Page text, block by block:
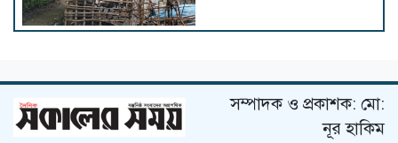
ঠাকুরগাঁওয়ে সড়ক দুর্ঘটনায়
পথচারীসহ নিহত-২
সম্পাদক ও প্রকাশক: মো:
নূর হাকিম